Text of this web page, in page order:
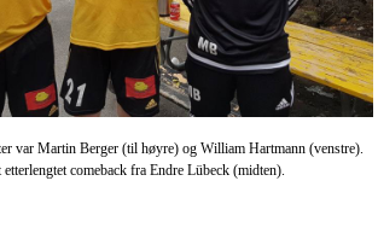
var Martin Berger (til høyre) og William Hartmann (venstre).
etterlengtet comeback fra Endre Lübeck (midten).